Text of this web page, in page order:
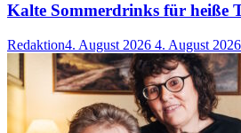
Kalte Sommerdrinks für heiße
Redaktion4. August 2026 4. August 2026